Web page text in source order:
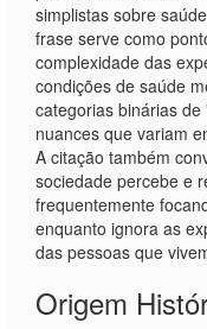
simplistas sobre
frase serve como
complexidade das
condições de saúde
categorias binárias
nuances que variam
A citação também
sociedade percebe e
frequentemente
enquanto ignora as
das pessoas que
Origem